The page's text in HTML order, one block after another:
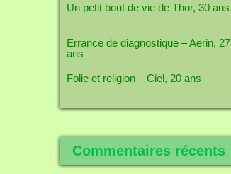
Un petit bout de vie de Thor, 30 ans
Errance de diagnostique – Aerin, 27
ans
Folie et religion – Ciel, 20 ans
Commentaires récents